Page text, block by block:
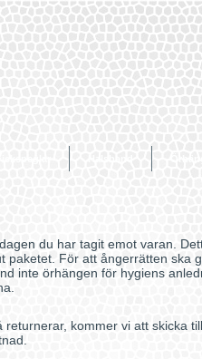
du har tagit emot varan.
paketet. För att ångerrätten ska
inte örhängen för hygiens
kommer vi att skicka